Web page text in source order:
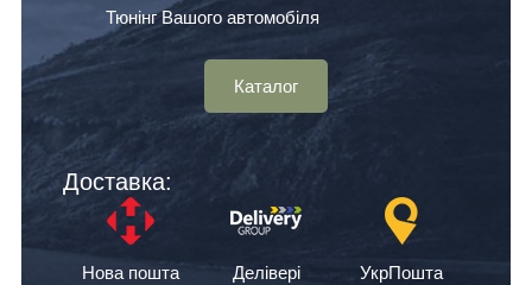
Тюнінг Вашого автомобіля
Каталог
Доставка:
Нова пошта Делівері УкрПошта